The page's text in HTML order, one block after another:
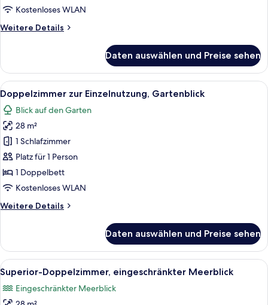
Kostenloses WLAN
Weitere Details
Weitere
Gartenblick
Daten auswählen und Preise sehen
Alle
Fotos
für
Doppelzimmer
zur
Einzelnutzung,
Gartenblick
anzeigen
Ein Hotelzimmer mit einem Bett,
1
Doppelzimmer zur Einzelnutzung, Gartenblick
Blick auf den Garten
28 m²
1 Schlafzimmer
Platz für 1 Person
1 Doppelbett
Kostenloses WLAN
Weitere Details
Weitere
zur
Einzelnutzung,
Gartenblick
Daten auswählen und Preise sehen
Alle
Fotos
für
Ein Hotelzimmer mit zwei Betten,
1
Superior-Doppelzimmer, eingeschränkter Meerblick
Eingeschränkter Meerblick